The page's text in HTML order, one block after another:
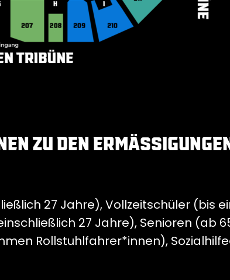
ZU DEN ERMÄSSIGUNGEN
27 Jahre), Vollzeitschüler (bis
27 Jahre), Senioren (ab
Rollstuhlfahrer*innen),